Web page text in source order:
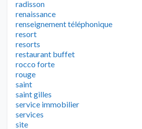
radisson
renaissance
renseignement téléphonique
resort
resorts
restaurant buffet
rocco forte
rouge
saint
saint gilles
service immobilier
services
site